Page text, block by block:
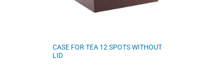
CASE FOR TEA 12 SPOTS WITHOUT
LID